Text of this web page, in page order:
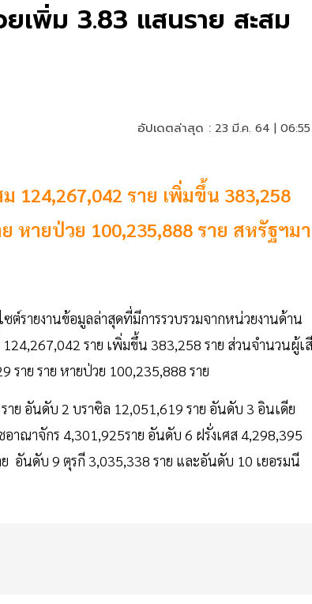
เพิ่ม 3.83 แสนราย สะสม
อัปเดตล่าสุด : 23 มี.ค. 64 |
124,267,042 ราย เพิ่มขึ้น 383,258
หายป่วย 100,235,888 ราย สหรัฐฯม
ซต์รายงานข้อมูลล่าสุดที่มีการรวบรวมจากหน่วยงานด้าน
ราย เพิ่มขึ้น 383,258 ราย ส่วนจำนวนผู้เ
ราย ราย หายป่วย 100,235,888 ราย
ย อันดับ 2 บราซิล 12,051,619 ราย อันดับ 3 อินเดีย
าณาจักร 4,301,925ราย อันดับ 6 ฝรั่งเศส 4,298,395
อันดับ 9 ตุรกี 3,035,338 ราย และอันดับ 10 เยอรมนี